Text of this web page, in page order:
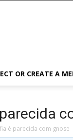
OR CREATE A
é parecida com gnose